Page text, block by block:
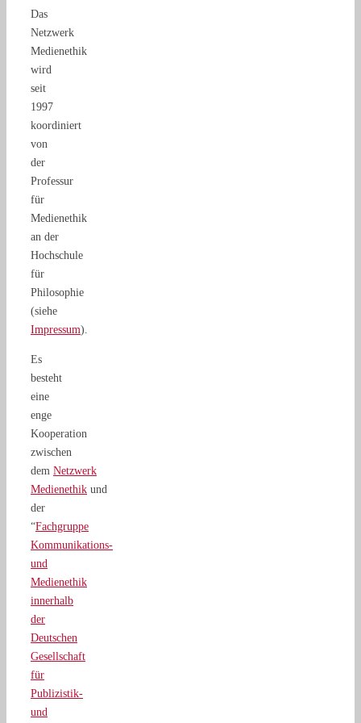
Das
Netzwerk
Medienethik
wird
seit
1997
koordiniert
von
der
Professur
für
Medienethik
an der
Hochschule
für
Philosophie
(siehe
Impressum).
Es
besteht
eine
enge
Kooperation
zwischen
dem Netzwerk
Medienethik und
der
“Fachgruppe
Kommunikations-
und
Medienethik
innerhalb
der
Deutschen
Gesellschaft
für
Publizistik-
und